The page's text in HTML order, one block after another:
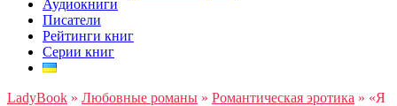
Аудиокниги
Писатели
Рейтинги книг
Серии книг
LadyBook » Любовные романы » Романтическая эротика » «Я